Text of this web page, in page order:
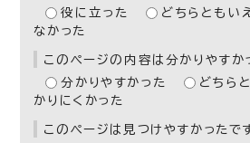
役に立った
どちらともい
なかった
このページの内容は分かりやすか
分かりやすかった
どちら
かりにくかった
このページは見つけやすかったで